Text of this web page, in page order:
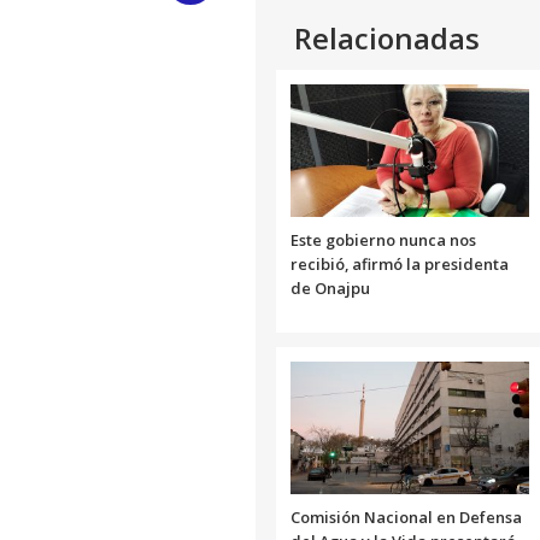
Relacionadas
Este gobierno nunca nos
recibió, afirmó la presidenta
de Onajpu
Comisión Nacional en Defensa